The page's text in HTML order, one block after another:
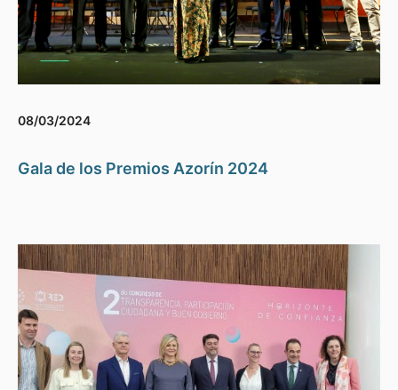
08/03/2024
Gala de los Premios Azorín 2024